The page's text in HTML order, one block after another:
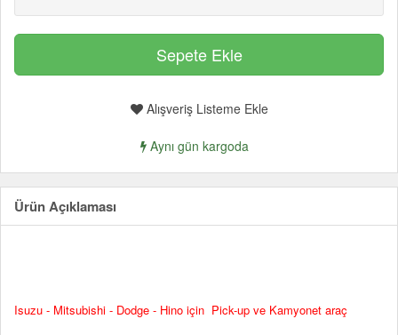
Alışveriş Listeme Ekle
Aynı gün kargoda
Ürün Açıklaması
Isuzu - Mitsubishi - Dodge - Hino için Pick-up ve Kamyonet araç